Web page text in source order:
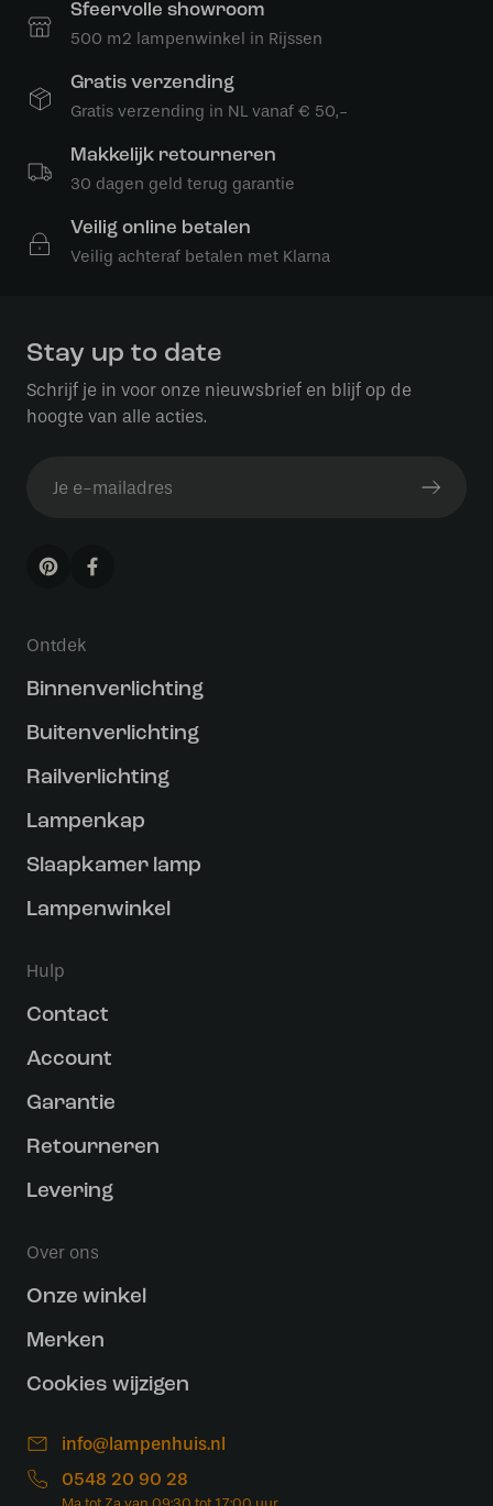
Sfeervolle showroom
500 m2 lampenwinkel in Rijssen
Gratis verzending
Gratis verzending in NL vanaf € 50,-
Makkelijk retourneren
30 dagen geld terug garantie
Veilig online betalen
Veilig achteraf betalen met Klarna
Stay up to date
Schrijf je in voor onze nieuwsbrief en blijf op de
hoogte van alle acties.
Ontdek
Binnenverlichting
Buitenverlichting
Railverlichting
Lampenkap
Slaapkamer lamp
Lampenwinkel
Hulp
Contact
Account
Garantie
Retourneren
Levering
Over ons
Onze winkel
Merken
Cookies wijzigen
info@lampenhuis.nl
0548 20 90 28